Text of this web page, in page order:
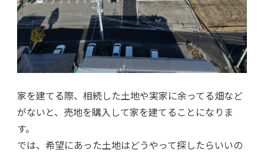
家を建てる際、相続した土地や実家に余ってる畑など
がないと、売地を購入して家を建てることになりま
す。
では、希望にあった土地はどうやって探したらいいの